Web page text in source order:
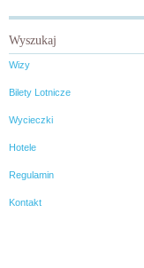
Wyszukaj
Wizy
Bilety Lotnicze
Wycieczki
Hotele
Regulamin
Kontakt